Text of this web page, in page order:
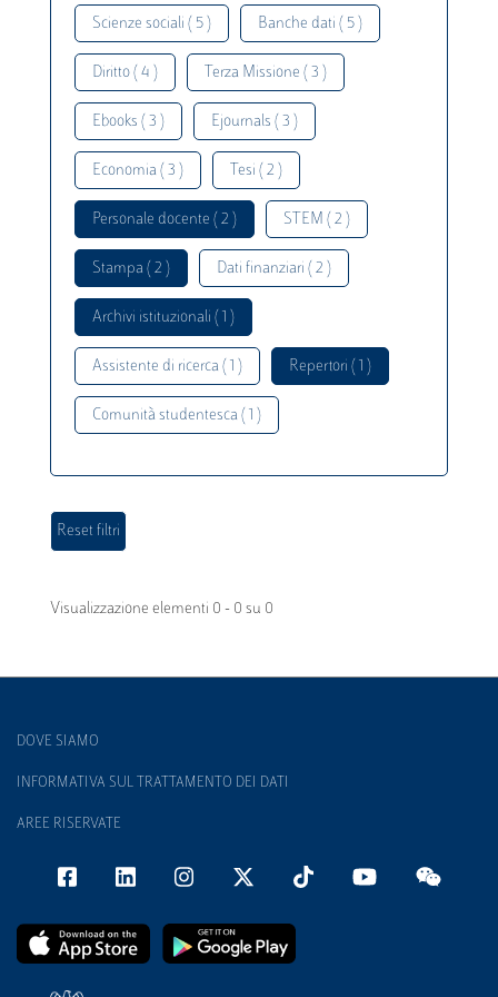
Scienze sociali ( 5 ) Banche dati ( 5 )
Diritto ( 4 ) Terza Missione ( 3 )
Ebooks ( 3 ) Ejournals ( 3 )
Economia ( 3 ) Tesi ( 2 )
Personale docente ( 2 ) STEM ( 2 )
Stampa ( 2 ) Dati finanziari ( 2 )
Archivi istituzionali ( 1 )
Assistente di ricerca ( 1 ) Repertori ( 1 )
Comunità studentesca ( 1 )
Visualizzazione elementi 0 - 0 su 0
DOVE SIAMO
INFORMATIVA SUL TRATTAMENTO DEI DATI
AREE RISERVATE